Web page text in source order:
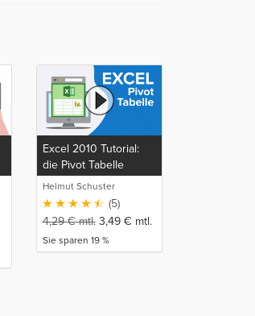
Excel 2010 Tutorial:
die Pivot Tabelle
Helmut Schuster
(5)
4,29€mtl. 3,49 € mtl.
Sie sparen 19 %